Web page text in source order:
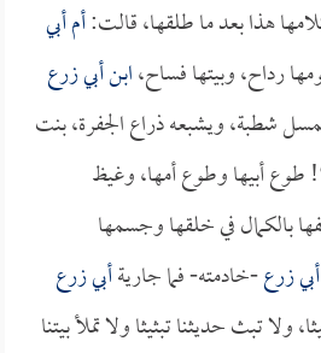
هذا بعد ما طلقها، قالت:أم أبي
رداح، وبيتها فساح،ابن أبي زرع
شطبة، ويشبعه ذراع الجفرة، بنت
طوع أبيها وطوع أمها، وغيظ
بالكمال في خلقها وجسمها
أبي زرع-خادمته- فما جاريةأبي زرع
ولا تبث حديثنا تبثيثا ولا تملأ بيتنا